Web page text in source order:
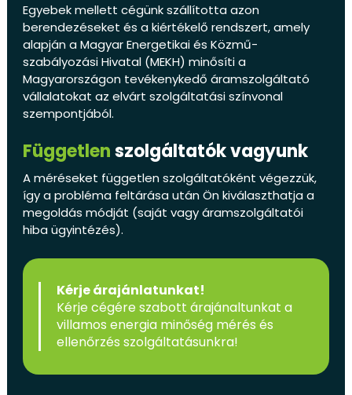
Egyebek mellett cégünk szállította azon
berendezéseket és a kiértékelő rendszert, amely
alapján a Magyar Energetikai és Közmű-
szabályozási Hivatal (MEKH) minősíti a
Magyarországon tevékenykedő áramszolgáltató
vállalatokat az elvárt szolgáltatási színvonal
szempontjából.
Függetlenszolgáltatók vagyunk
A méréseket független szolgáltatóként végezzük,
így a probléma feltárása után Ön kiválaszthatja a
megoldás módját (saját vagy áramszolgáltatói
hiba ügyintézés).
Kérje árajánlatunkat!
Kérje cégére szabott árajánaltunkat a
villamos energia minőség mérés és
ellenőrzés szolgáltatásunkra!